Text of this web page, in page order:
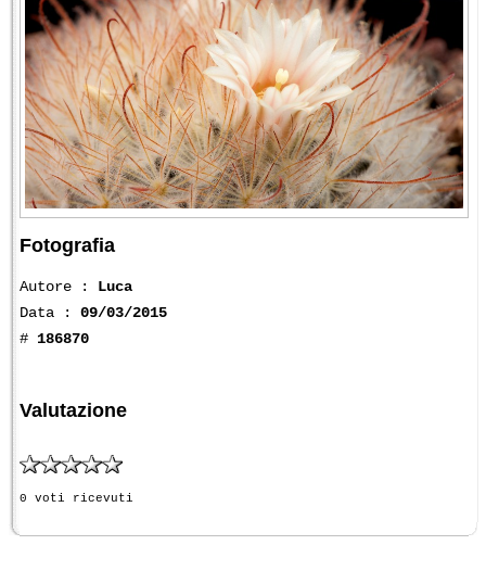
Fotografia
Autore : Luca
Data : 09/03/2015
# 186870
Valutazione
0 voti ricevuti